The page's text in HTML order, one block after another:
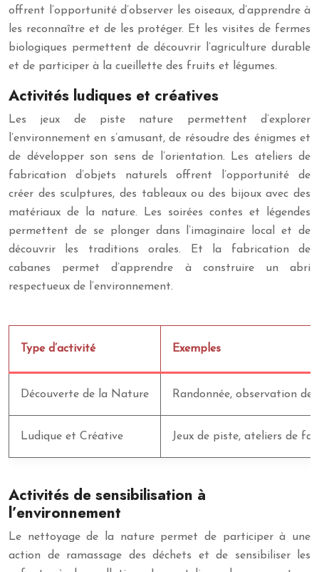
offrent l’opportunité d’observer les oiseaux, d’apprendre à
les reconnaître et de les protéger. Et les visites de fermes
biologiques permettent de découvrir l’agriculture durable
et de participer à la cueillette des fruits et légumes.
Activités ludiques et créatives
Les jeux de piste nature permettent d’explorer
l’environnement en s’amusant, de résoudre des énigmes et
de développer son sens de l’orientation. Les ateliers de
fabrication d’objets naturels offrent l’opportunité de
créer des sculptures, des tableaux ou des bijoux avec des
matériaux de la nature. Les soirées contes et légendes
permettent de se plonger dans l’imaginaire local et de
découvrir les traditions orales. Et la fabrication de
cabanes permet d’apprendre à construire un abri
respectueux de l’environnement.
Type d’activité Exemples
Découverte de la Nature Randonnée, observation
Ludique et Créative Jeux de piste, ateliers de
Activités de sensibilisation à
l’environnement
Le nettoyage de la nature permet de participer à une
action de ramassage des déchets et de sensibiliser les